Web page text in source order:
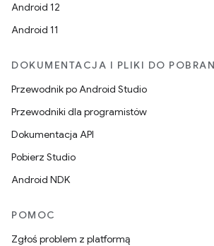
Android 12
Android 11
DOKUMENTACJA I PLIKI DO
Przewodnik po Android Studio
Przewodniki dla programistów
Dokumentacja API
Pobierz Studio
Android NDK
POMOC
Zgłoś problem z platformą